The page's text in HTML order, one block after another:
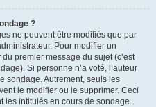
?
ne peuvent être modifiés que par
Pour modifier un
du premier message du sujet (c’est
Si personne n’a voté, l’auteur
sondage. Autrement, seuls les
le modifier ou le supprimer. Ceci
les intitulés en cours de sondage.